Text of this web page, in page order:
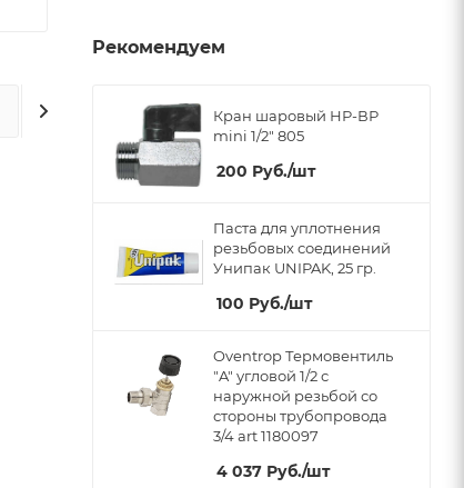
ДОПОЛНИТЕЛЬНО
Рекомендуем
Кран шаровый НР-ВР
mini 1/2" 805
200 Руб./шт
Паста для уплотнения
резьбовых соединений
Унипак UNIPAK, 25 гр.
100 Руб./шт
Oventrop Термовентиль
"A" угловой 1/2 с
наружной резьбой со
стороны трубопровода
3/4 art 1180097
4 037 Руб./шт